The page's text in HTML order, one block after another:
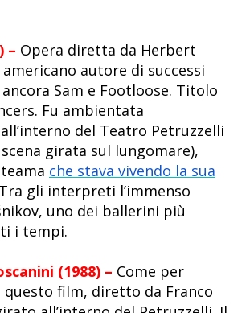
– Opera diretta da Herbert
americano autore di successi
Sam e Footloose. Titolo
Fu ambientata
del Teatro Petruzzelli
girata sul lungomare),
che stava vivendo la sua
gli interpreti l’immenso
uno dei ballerini più
i tempi.
(1988) – Come per
questo film, diretto da Franco